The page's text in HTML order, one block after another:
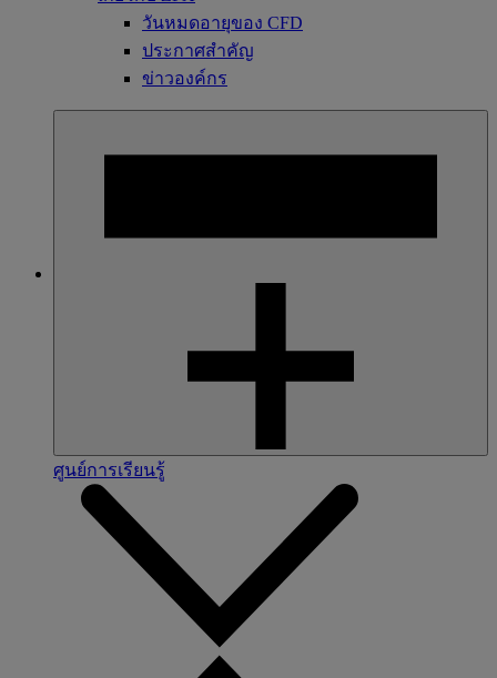
วันหมดอายุของ CFD
ประกาศสำคัญ
ข่าวองค์กร
ศูนย์การเรียนรู้